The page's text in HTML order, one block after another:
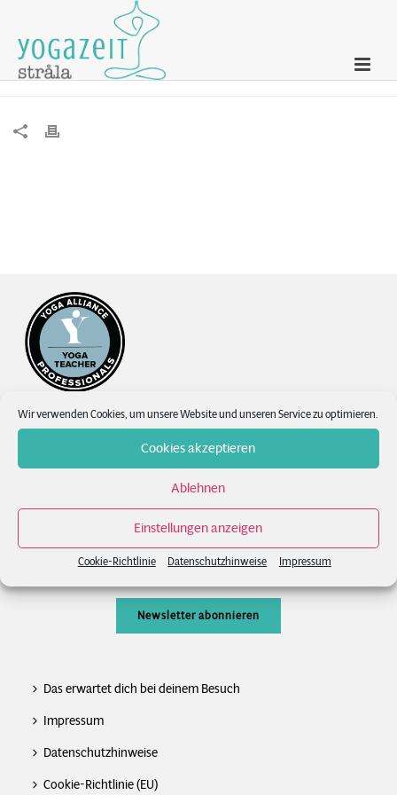
Wir verwenden Cookies, um unsere Website und unseren Service zu optimieren.
Cookies akzeptieren
Ablehnen
Einstellungen anzeigen
Cookie-Richtlinie Datenschutzhinweise Impressum
Die 10er-Karte
Kontakt
Newsletter
Newsletter abonnieren
Das erwartet dich bei deinem Besuch
Impressum
Datenschutzhinweise
Cookie-Richtlinie (EU)